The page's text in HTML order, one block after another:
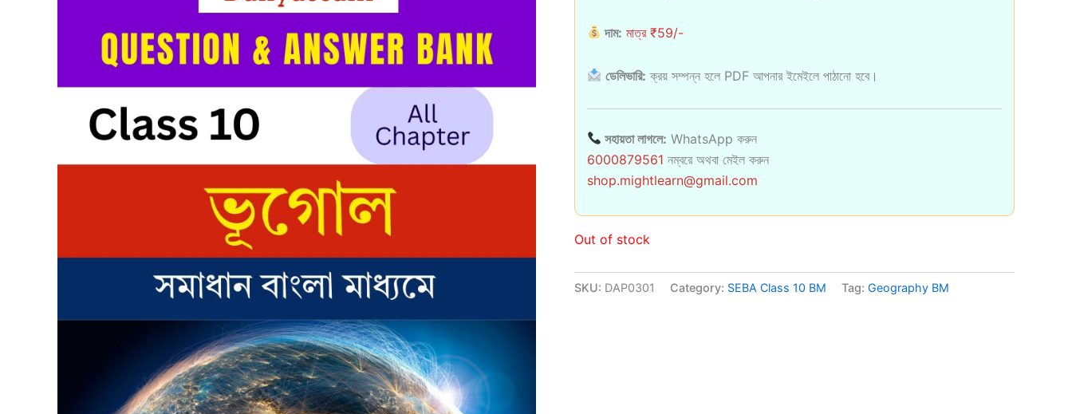
দাম: মাত্র ₹59/-
ডেলিভারি: ক্রয় সম্পন্ন হলে PDF আপনার ইমেইলে পাঠানো হবে।
সহায়তা লাগলে: WhatsApp করুন
6000879561 নম্বরে অথবা মেইল করুন
shop.mightlearn@gmail.com
Out of stock
SKU: DAP0301 Category: SEBA Class 10 BM Tag: Geography BM